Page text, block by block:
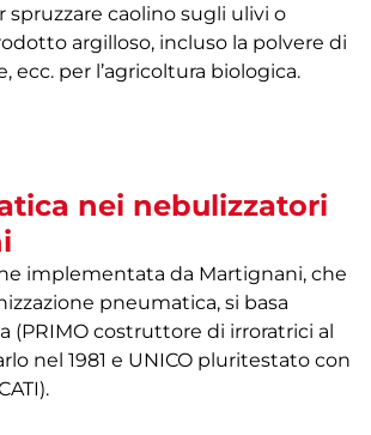
spruzzare caolino sugli ulivi o
argilloso, incluso la polvere di
ecc. per l’agricoltura biologica.
nei nebulizzatori
implementata da Martignani, che
pneumatica, si basa
(PRIMO costruttore di irroratrici al
nel 1981 e UNICO pluritestato con